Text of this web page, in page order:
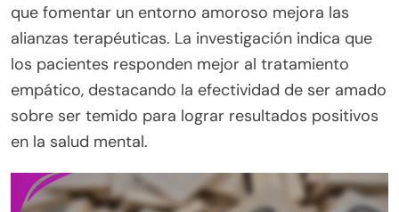
que fomentar un entorno amoroso mejora las
alianzas terapéuticas. La investigación indica que
los pacientes responden mejor al tratamiento
empático, destacando la efectividad de ser amado
sobre ser temido para lograr resultados positivos
en la salud mental.